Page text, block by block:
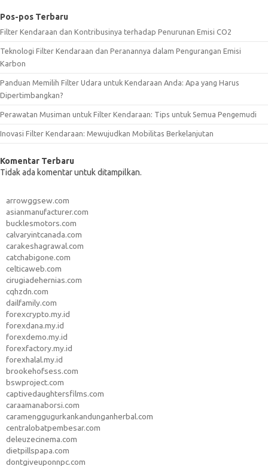
Pos-pos Terbaru
Filter Kendaraan dan Kontribusinya terhadap Penurunan Emisi CO2
Teknologi Filter Kendaraan dan Peranannya dalam Pengurangan Emisi
Karbon
Panduan Memilih Filter Udara untuk Kendaraan Anda: Apa yang Harus
Dipertimbangkan?
Perawatan Musiman untuk Filter Kendaraan: Tips untuk Semua Pengemudi
Inovasi Filter Kendaraan: Mewujudkan Mobilitas Berkelanjutan
Komentar Terbaru
Tidak ada komentar untuk ditampilkan.
arrowggsew.com
asianmanufacturer.com
bucklesmotors.com
calvaryintcanada.com
carakeshagrawal.com
catchabigone.com
celticaweb.com
cirugiadehernias.com
cqhzdn.com
dailfamily.com
forexcrypto.my.id
forexdana.my.id
forexdemo.my.id
forexfactory.my.id
forexhalal.my.id
brookehofsess.com
bswproject.com
captivedaughtersfilms.com
caraamanaborsi.com
caramenggugurkankandunganherbal.com
centralobatpembesar.com
deleuzecinema.com
dietpillspapa.com
dontgiveuponnpc.com